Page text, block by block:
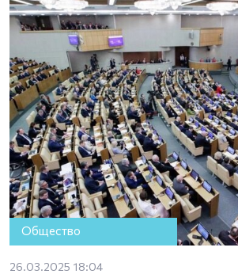
Общество
26.03.2025 18:04